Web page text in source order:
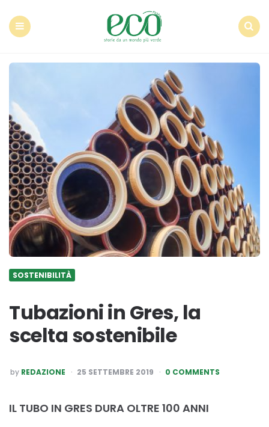
SOSTENIBILITÀ
Tubazioni in Gres, la
scelta sostenibile
POSTED
BY
by REDAZIONE 25 SETTEMBRE 2019 0 COMMENTS
IL TUBO IN GRES DURA OLTRE 100 ANNI